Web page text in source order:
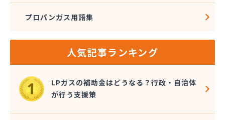
熊本石油株式会社 阿蘇充填所
熊本石油株式会社 宇土充填所
熊本石油株式会社 人吉充填・油槽所
熊本石油株式会社 人吉充填・油槽所
熊本石油株式会社 八代ガスセンター
光永プロパン店
幸輝住設株式会社
広瀬プロパン
荒木商店
プロパンガス用語集
人気記事ランキング
LPガスの補助金はどうなる？行政・自治体
が行う支援策